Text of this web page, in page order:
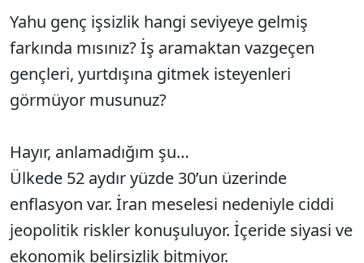
Yahu genç işsizlik hangi seviyeye gelmiş
farkında mısınız? İş aramaktan vazgeçen
gençleri, yurtdışına gitmek isteyenleri
görmüyor musunuz?
Hayır, anlamadığım şu…
Ülkede 52 aydır yüzde 30’un üzerinde
enflasyon var. İran meselesi nedeniyle ciddi
jeopolitik riskler konuşuluyor. İçeride siyasi ve
ekonomik belirsizlik bitmiyor.